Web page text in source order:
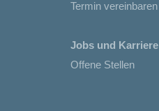
Termin vereinbaren
Jobs und Karriere
Offene Stellen